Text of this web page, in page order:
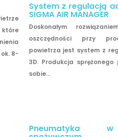
które
8-
System z regulacją
SIGMA AIR MANAGER
Doskonałym
oszczędności przy
powietrza jest system z
3D. Produkcja
sobie...
Pneumatyka